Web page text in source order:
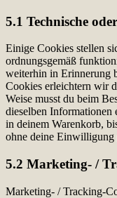
5.1 Technische
Einige Cookies stellen
ordnungsgemäß
weiterhin in Erinnerung
Cookies erleichtern wir
Weise musst du beim
dieselben Informationen
in deinem Warenkorb,
ohne deine Einwilligung
5.2 Marketing- /
Marketing- / Tracking-